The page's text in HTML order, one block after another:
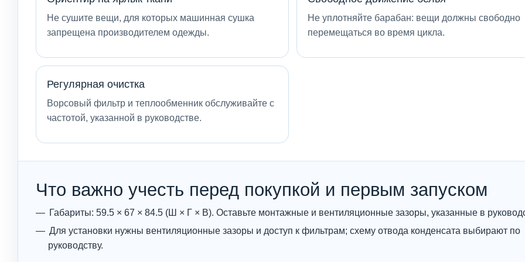
Не сушите вещи, для которых машинная сушка
запрещена производителем одежды.
Не уплотняйте барабан: вещи должны свободно
перемещаться во время цикла.
Регулярная очистка
Ворсовый фильтр и теплообменник обслуживайте с
частотой, указанной в руководстве.
Что важно учесть перед покупкой и первым запуском
Габариты: 59.5 × 67 × 84.5 (Ш × Г × В). Оставьте монтажные и вентиляционные зазоры, указанные в
Для установки нужны вентиляционные зазоры и доступ к фильтрам; схему отвода конденсата выбирают по
руководству.